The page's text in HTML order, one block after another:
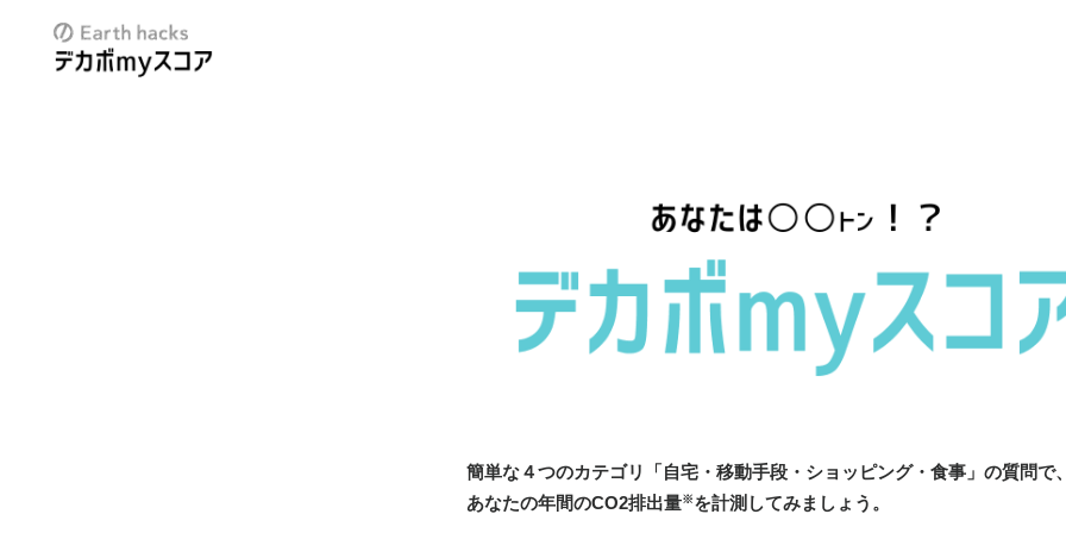
簡単な４つのカテゴリ「自宅・移動手段・ ショッピング・食事」の質問で
あなたの年間のCO2排出量※を計測してみましょう。